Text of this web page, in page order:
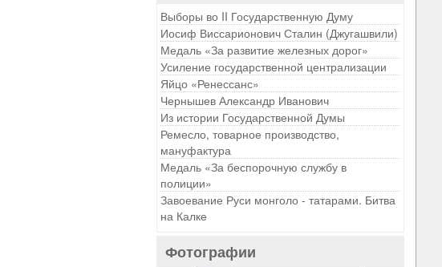
Выборы во II Государственную Думу
Иосиф Виссарионович Сталин (Джугашвили)
Медаль «За развитие железных дорог»
Усиление государственной централизации
Яйцо «Ренессанс»
Чернышев Александр Иванович
Из истории Государственной Думы
Ремесло, товарное производство,
мануфактура
Медаль «За беспорочную службу в
полиции»
Завоевание Руси монголо - татарами. Битва
на Калке
Фотографии